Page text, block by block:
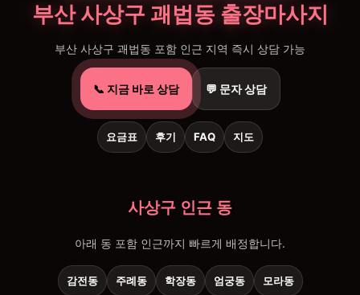
부산 사상구 괘법동 출장마사지
부산 사상구 괘법동 포함 인근 지역 즉시 상담 가능
📞 지금 바로 상담 💬 문자 상담
요금표 후기 FAQ 지도
사상구 인근 동
아래 동 포함 인근까지 빠르게 배정합니다.
감전동 주례동 학장동 엄궁동 모라동